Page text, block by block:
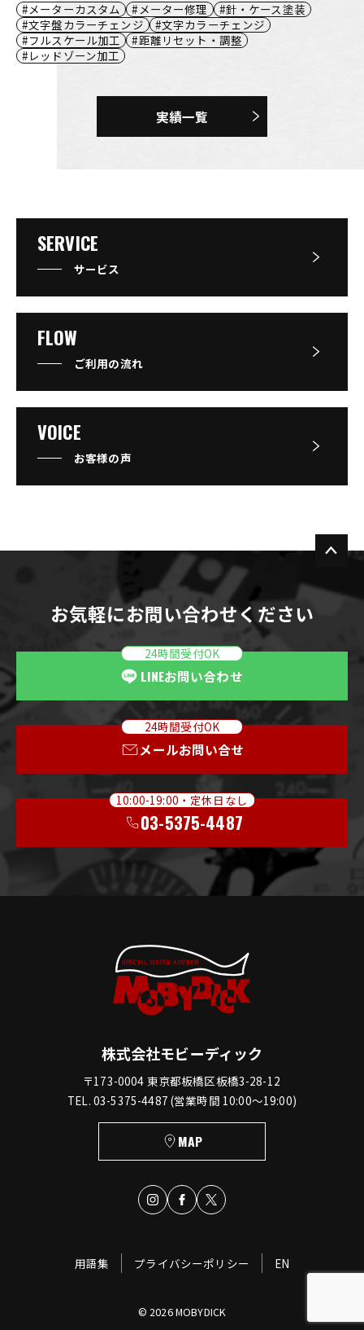
メーターカスタム メーター修理
針・ケース塗装
文字盤カラーチェンジ
文字カラーチェンジ
フルスケール加工
距離リセット・調整
レッドゾーン加工
実績一覧
SERVICE
サービス
FLOW
ご利用の流れ
VOICE
お客様の声
お気軽にお問い合わせください
24時間受付OK
LINEお問い合わせ
24時間受付OK
メールお問い合せ
10:00-19:00・定休日なし
03-5375-4487
株式会社モビーディック
〒173-0004 東京都板橋区板橋3-28-12
TEL. 03-5375-4487 (営業時間 10:00〜19:00)
MAP
用語集 プライバシーポリシー EN
© 2026 MOBYDICK